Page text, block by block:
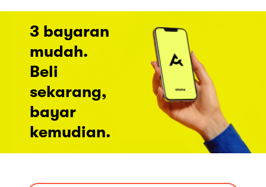
3 bayaran
mudah.
Beli
sekarang,
bayar
kemudian.